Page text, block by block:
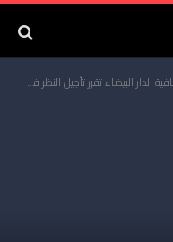
البيضاء تقرر تأجيل النظر في ملفات المتابعين على خلفية أحداث الحسيمة إلى 26 دجنبر الجاري